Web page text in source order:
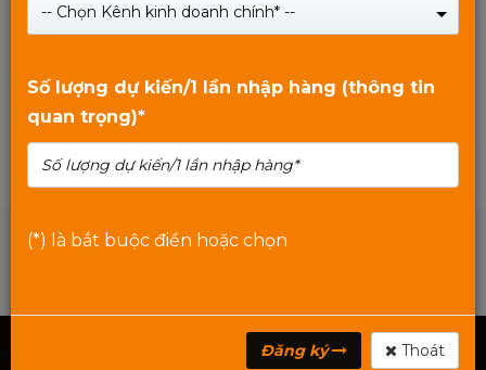
SHOP NOW
0
5
-- Chọn Kênh kinh doanh chính* --
Số lượng dự kiến/1 lần nhập hàng (thông tin
quan trọng)*
(*) là bắt buộc điền hoặc chọn
Đăng ký Thoát